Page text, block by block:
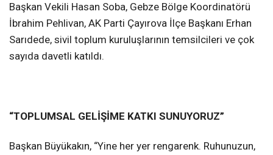
Başkan Vekili Hasan Soba, Gebze Bölge Koordinatörü
İbrahim Pehlivan, AK Parti Çayırova İlçe Başkanı Erhan
Sarıdede, sivil toplum kuruluşlarının temsilcileri ve çok
sayıda davetli katıldı.
“TOPLUMSAL GELİŞİME KATKI SUNUYORUZ”
Başkan Büyükakın, “Yine her yer rengarenk. Ruhunuzun,